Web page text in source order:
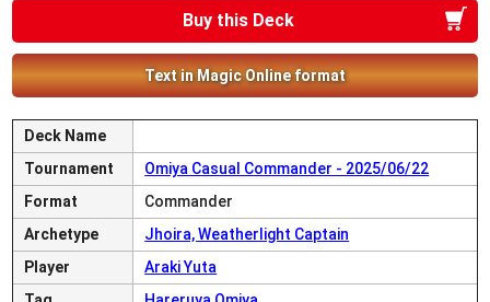
Buy this Deck
Text in Magic Online format
Deck Name
Tournament
Omiya Casual Commander - 2025/06/22
Format
Commander
Archetype
Jhoira, Weatherlight Captain
Player
Araki Yuta